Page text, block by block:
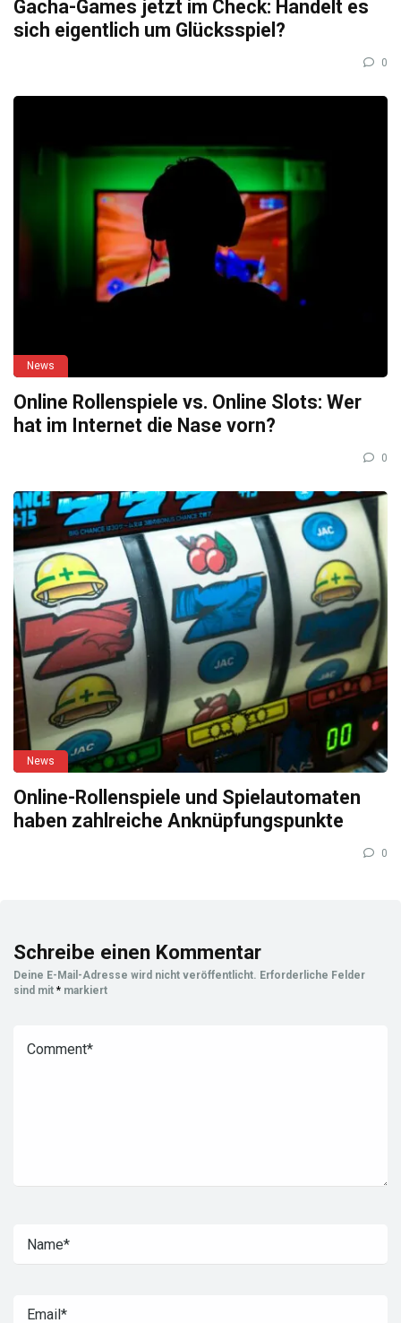
Gacha-Games jetzt im Check: Handelt es
sich eigentlich um Glücksspiel?
0
News
Online Rollenspiele vs. Online Slots: Wer
hat im Internet die Nase vorn?
0
News
Online-Rollenspiele und Spielautomaten
haben zahlreiche Anknüpfungspunkte
0
Schreibe einen Kommentar
Deine E-Mail-Adresse wird nicht veröffentlicht. Erforderliche Felder
sind mit * markiert